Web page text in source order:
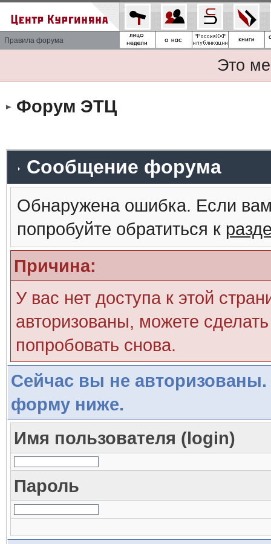
Правила форума
Это
Форум ЭТЦ
Сообщение форума
Обнаружена ошибка. Если
попробуйте обратиться к
Причина:
У вас нет доступа к этой
авторизованы, можете
попробовать снова.
Сейчас вы не авторизованы.
форму ниже.
Имя пользователя (login)
Пароль